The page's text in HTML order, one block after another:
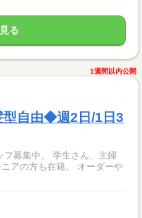
る
1週間以内公開
型自由◆週2日/1日3
生さん、主婦
も在籍。 オーダーや